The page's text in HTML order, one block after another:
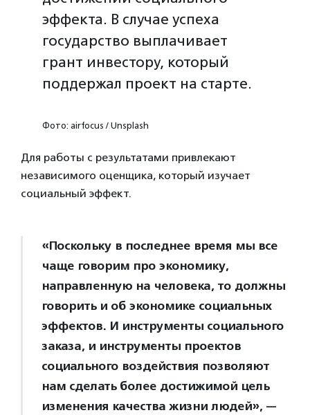
эффекта. В случае успеха
государство выплачивает
грант инвестору, который
поддержал проект на старте.
Фото: airfocus / Unsplash
Для работы с результатами привлекают
независимого оценщика, который изучает
социальный эффект.
«Поскольку в последнее время мы все
чаще говорим про экономику,
направленную на человека, то должны
говорить и об экономике социальных
эффектов. И инструменты социального
заказа, и инструменты проектов
социального воздействия позволяют
нам сделать более достижимой цель
изменения качества жизни людей», —